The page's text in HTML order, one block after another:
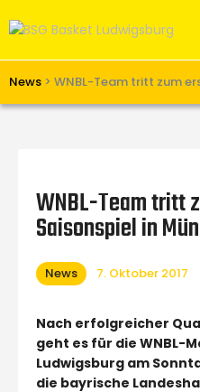
News > WNBL-Team tritt zum
Verein
Unterstützen
WNBL-Team tritt
Saisonspiel in
News 7. Oktober 2017
Nach erfolgreicher
geht es für die WNBL-
Ludwigsburg am
die bayrische